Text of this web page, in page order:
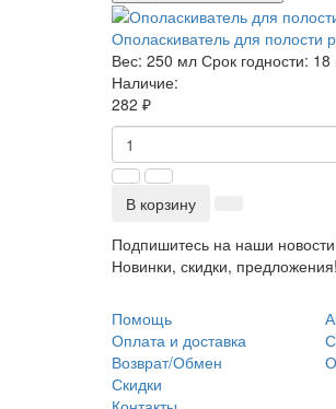
Ополаскиватель для
Вес: 250 мл Срок годности: 18
Наличие:
282 ₽
В корзину
Подпишитесь на наши
Новинки, скидки, предложения!
Помощь
Оплата и доставка
Возврат/Обмен
Скидки